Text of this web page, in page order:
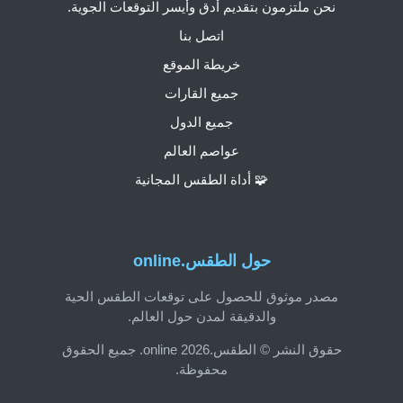
حول الطقس.online
مصدر موثوق للحصول على توقعات الطقس الحية
والدقيقة لمدن حول العالم.
حقوق النشر © الطقس.online 2026. جميع الحقوق
محفوظة.
نحن ملتزمون بتقديم أدق وأيسر التوقعات الجوية.
اتصل بنا
خريطة الموقع
جميع القارات
جميع الدول
عواصم العالم
🧩 أداة الطقس المجانية